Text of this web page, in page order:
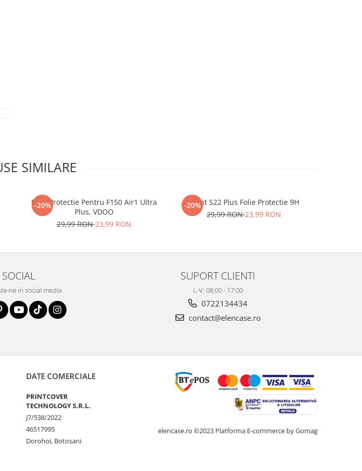
SIMILARE
-20%
Folie Protectie Pentru F150 Air1 Ultra
Plus, VDOO
29,99 RON23,99 RON
-20%
iHunt S22 Plus Folie Protectie 9H
29,99 RON23,99 RON
SOCIAL
ne in social media
SUPORT CLIENTI
L-V: 08:00 - 17:00
0722134434
contact@elencase.ro
DATE COMERCIALE
PRINTCOVER
TECHNOLOGY S.R.L.
J7/538/2022
46517995
Dorohoi, Botosani
elencase.ro ©2023 Platforma E-commerce by Gomag